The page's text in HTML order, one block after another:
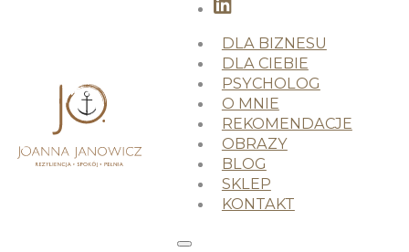
DLA BIZNESU
DLA CIEBIE
PSYCHOLOG
O MNIE
REKOMENDACJE
OBRAZY
BLOG
SKLEP
KONTAKT